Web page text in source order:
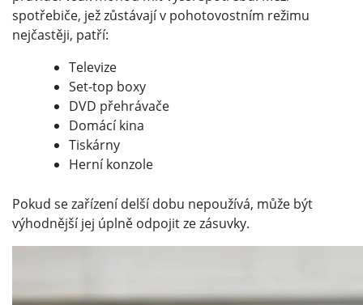
spotřebiče, jež zůstávají v pohotovostním režimu
nejčastěji, patří:
Televize
Set-top boxy
DVD přehrávače
Domácí kina
Tiskárny
Herní konzole
Pokud se zařízení delší dobu nepoužívá, může být
výhodnější jej úplně odpojit ze zásuvky.